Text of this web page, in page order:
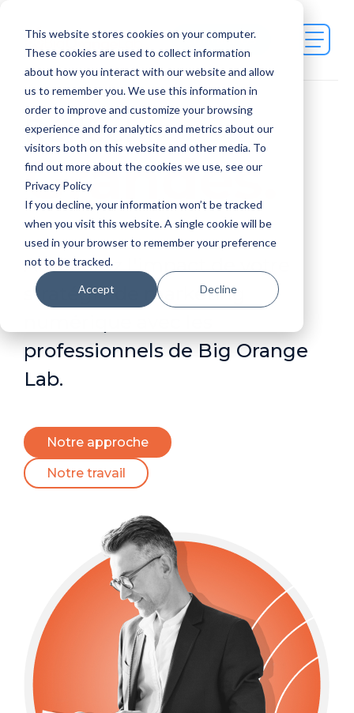
This website stores cookies on your computer.
These cookies are used to collect information
about how you interact with our website and allow
us to remember you. We use this information in
order to improve and customize your browsing
experience and for analytics and metrics about our
visitors both on this website and other media. To
find out more about the cookies we use, see our
Privacy Policy
If you decline, your information won’t be tracked
when you visit this website. A single cookie will be
used in your browser to remember your preference
not to be tracked.
Accept Decline
Contact Us
Réfléchir
Grandes.
Améliorez l'impact de votre
stratégie de marketing
professionnels de Big Orange
Lab.
Notre approche
Notre travail